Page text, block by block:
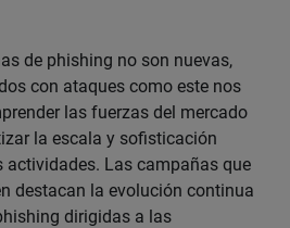
de phishing no son nuevas,
con ataques como este nos
las fuerzas del mercado
la escala y sofisticación
actividades. Las campañas que
destacan la evolución continua
dirigidas a las